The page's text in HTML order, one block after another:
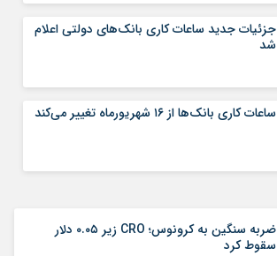
جزئیات جدید ساعات کاری بانک‌های دولتی اعلام
شد
ساعات کاری بانک‌ها از ۱۶ شهریورماه تغییر می‌کند
ضربه سنگین به کرونوس؛ CRO زیر ۰.۰۵ دلار
سقوط کرد